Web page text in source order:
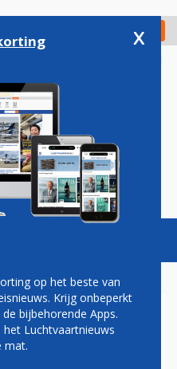
Check in
Vacatures
WEER
x
op het beste van
Krijg onbeperkt
bijbehorende Apps.
Luchtvaartnieuws
mat.